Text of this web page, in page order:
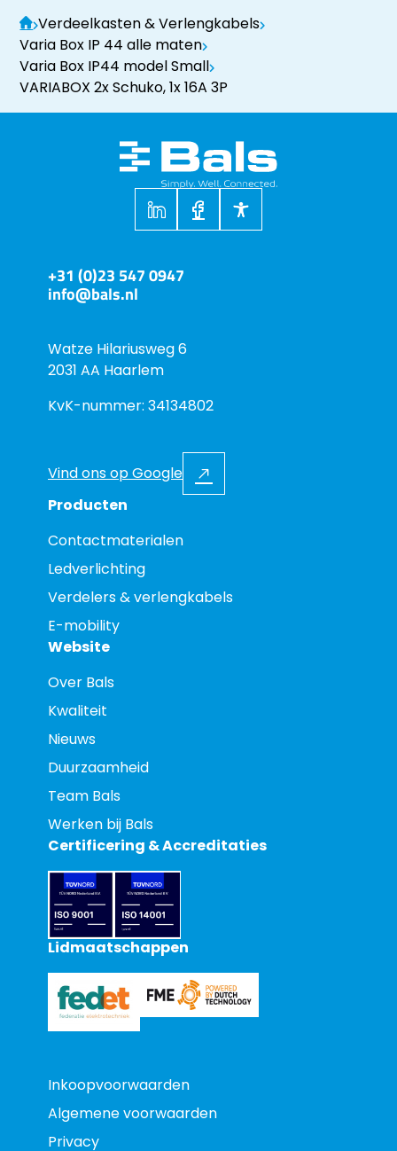
Verdeelkasten & Verlengkabels
Varia Box IP 44 alle maten
Varia Box IP44 model Small
VARIABOX 2x Schuko, 1x 16A 3P
+31 (0)23 547 0947
info@bals.nl
Watze Hilariusweg 6
2031 AA Haarlem
KvK-nummer: 34134802
Vind ons op Google
Producten
Contactmaterialen
Ledverlichting
Verdelers & verlengkabels
E-mobility
Website
Over Bals
Kwaliteit
Nieuws
Duurzaamheid
Team Bals
Werken bij Bals
Certificering & Accreditaties
Lidmaatschappen
Inkoopvoorwaarden
Algemene voorwaarden
Privacy